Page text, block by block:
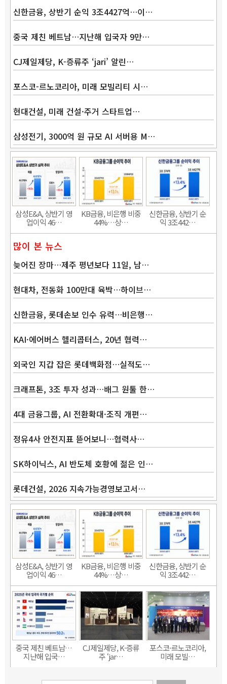
신한금융, 상반기 순익 3조4427억…이…
중국 제친 베트남…지난해 입국자 9만…
CJ제일제당, K-증류주 ‘jari’ 알린…
포스코-르노코리아, 미래 모빌리티 시…
현대건설, 미래 건설·주거 스타트업…
삼성전기, 3000억 원 규모 AI 서버용 M…
삼성E&A, 상반기 영
업이익 46…
KB금융, 비은행 비중
44%…상…
신한금융, 상반기 순
익 3조442…
많이 본 뉴스
늦어진 장마…제주 평년보다 11일, 남…
현대차, 전동화 100만대 육박…하이브…
신한금융, 롯데손보 인수 유력…비은행…
KAI·에어버스 헬리콥터스, 20년 협력…
외국인 지갑 잡은 롯데백화점…실적도…
크래프톤, 3조 투자 성과…배그 원툴 한…
4대 금융그룹, AI 전환확대·조직 개편…
정유4사 안전지표 뜯어보니…협력사…
SK하이닉스, AI 반도체 호황에 젊은 인…
롯데건설, 2026 지속가능경영보고서…
삼성E&A, 상반기 영
업이익 46…
KB금융, 비은행 비중
44%…상…
신한금융, 상반기 순
익 3조442…
중국 제친 베트남…
지난해 입국…
CJ제일제당, K-증류
주 ‘jar…
포스코-르노코리아,
미래 모빌…